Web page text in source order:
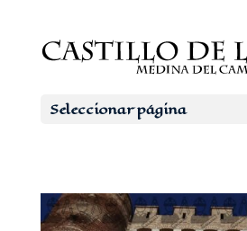
Seleccionar página